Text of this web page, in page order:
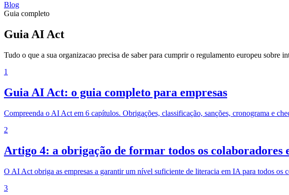
Blog
Guia completo
Guia AI Act
Tudo o que a sua organizacao precisa de saber para cumprir o regulamento europeu sobre
1
Guia AI Act: o guia completo para empresas
Compreenda o AI Act em 6 capítulos. Obrigações, classificação, sanções, cronograma e
2
Artigo 4: a obrigação de formar todos os colaboradores
O AI Act obriga as empresas a garantir um nível suficiente de literacia em IA para todos os
3